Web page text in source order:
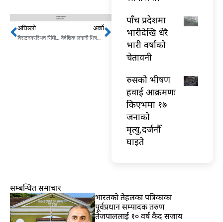
Prev
अघिल्लो
विराटनगरस्थित सिंघीया खोलाको घाटमा जलाउन लागेको शव प्रहरीले उठायो
अर्को
वैदेशिक लगानी भित्र्याउँदा स्वदेशी लगानीकर्ता डराउनुपर्दैन : उद्योगमन्त्री Next
पाँच प्रदेशमा
भारीदेखि धेरै
भारी वर्षाको
चेतावनी
रुसको भीषण
हवाई आक्रमणः
किएभमा १७
जनाको
मृत्यु,दर्जनौँ
घाइते
सम्बन्धित समाचार
भारतकाे तेहलका पत्रिकाका
पूर्वप्रधान सम्पादक तरुण
तेजपाललाई १० वर्ष कैद सजाय